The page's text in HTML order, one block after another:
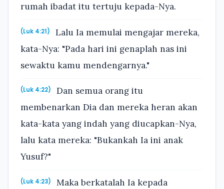
rumah ibadat itu tertuju kepada-Nya.
(Luk 4:21)
Lalu Ia memulai mengajar mereka,
kata-Nya: "Pada hari ini genaplah nas ini
sewaktu kamu mendengarnya."
(Luk 4:22)
Dan semua orang itu
membenarkan Dia dan mereka heran akan
kata-kata yang indah yang diucapkan-Nya,
lalu kata mereka: "Bukankah Ia ini anak
Yusuf?"
(Luk 4:23)
Maka berkatalah Ia kepada